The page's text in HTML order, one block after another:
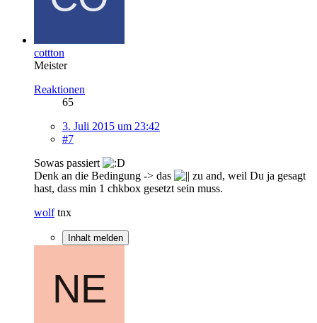
cottton
Meister
Reaktionen
65
3. Juli 2015 um 23:42
#7
Sowas passiert
Denk an die Bedingung -> das
zu and, weil Du ja gesagt
hast, dass min 1 chkbox gesetzt sein muss.
wolftnx
Inhalt melden